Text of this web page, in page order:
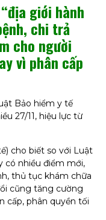
giới hành
chi trả
cho người
vì phân cấp
Bảo hiểm y tế
27/11, hiệu lực từ
cho biết so với Luật
có nhiều điểm mới,
thủ tục khám chữa
cũng tăng cường
cấp, phân quyền tối